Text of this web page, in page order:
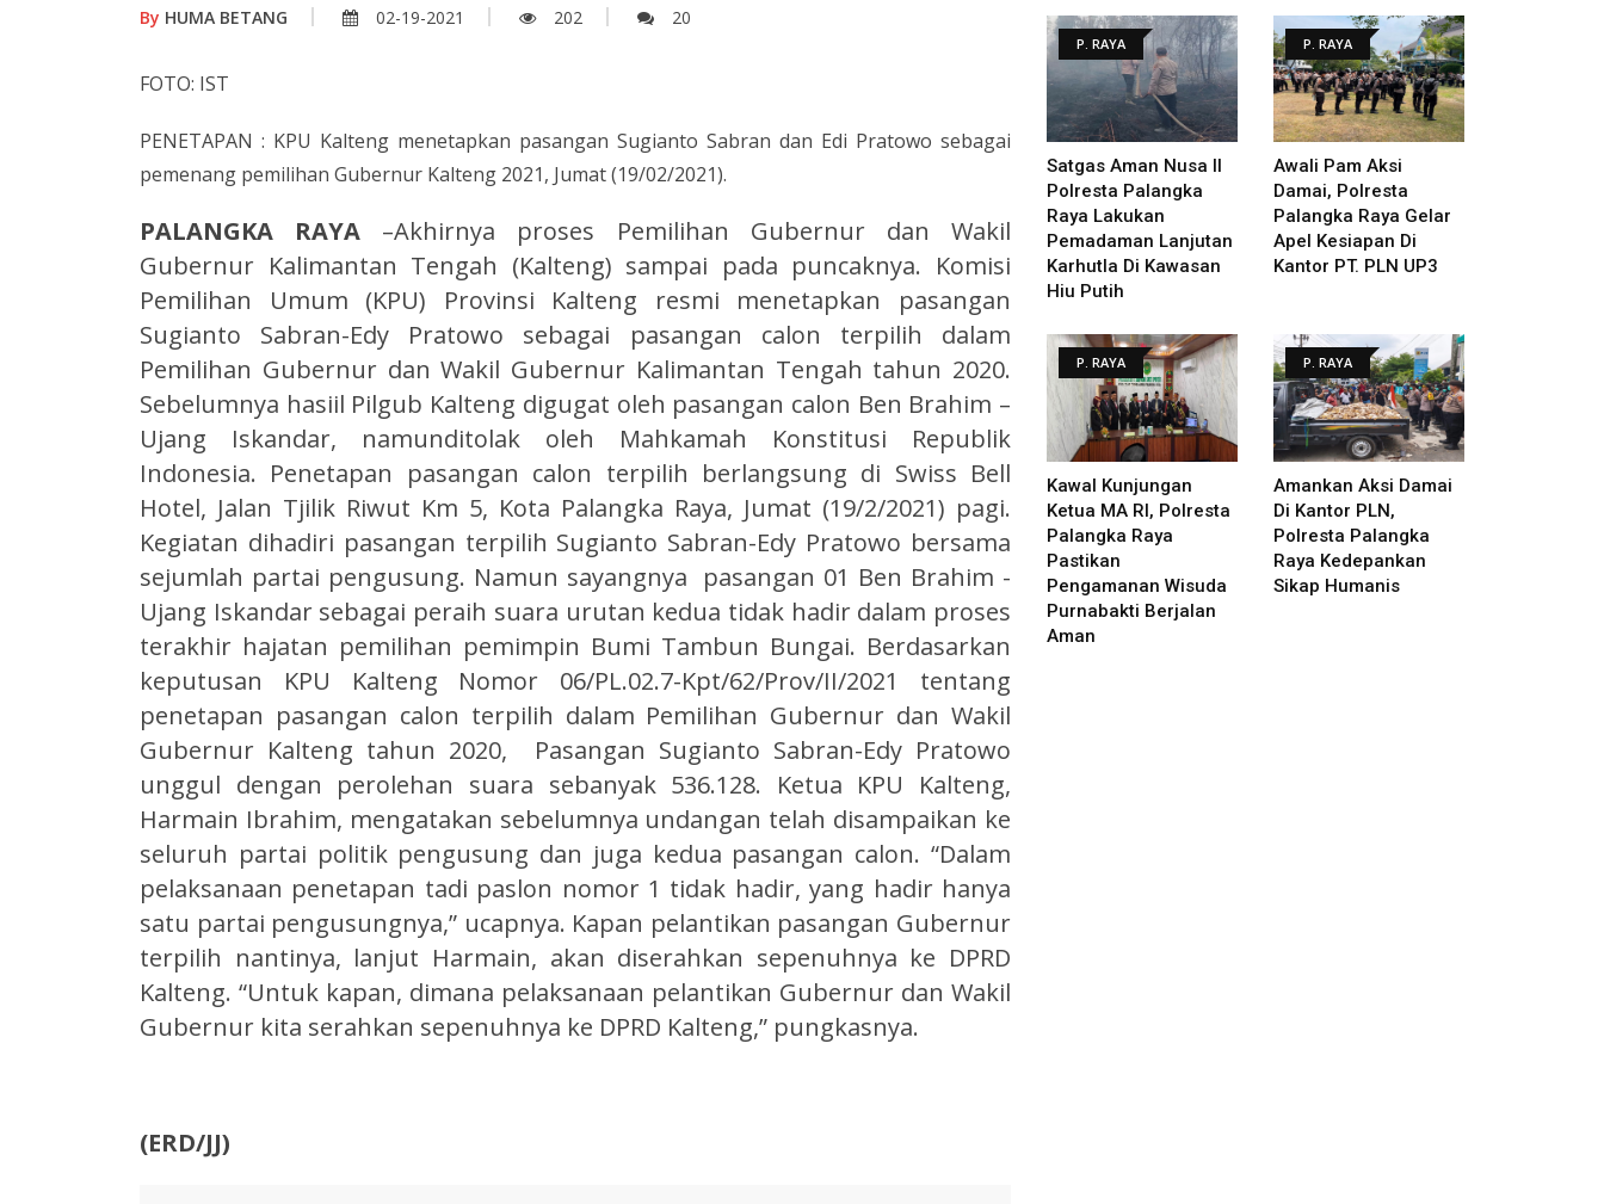
By HUMA BETANG 02-19-2021 202 20
FOTO: IST
PENETAPAN : KPU Kalteng menetapkan pasangan Sugianto Sabran dan Edi Pratowo sebagai
pemenang pemilihan Gubernur Kalteng 2021, Jumat (19/02/2021).
PALANGKA RAYA –Akhirnya proses Pemilihan Gubernur dan Wakil
Gubernur Kalimantan Tengah (Kalteng) sampai pada puncaknya. Komisi
Pemilihan Umum (KPU) Provinsi Kalteng resmi menetapkan pasangan
Sugianto Sabran-Edy Pratowo sebagai pasangan calon terpilih dalam
Pemilihan Gubernur dan Wakil Gubernur Kalimantan Tengah tahun 2020.
Sebelumnya hasiil Pilgub Kalteng digugat oleh pasangan calon Ben Brahim –
Ujang Iskandar, namunditolak oleh Mahkamah Konstitusi Republik
Indonesia. Penetapan pasangan calon terpilih berlangsung di Swiss Bell
Hotel, Jalan Tjilik Riwut Km 5, Kota Palangka Raya, Jumat (19/2/2021) pagi.
Kegiatan dihadiri pasangan terpilih Sugianto Sabran-Edy Pratowo bersama
sejumlah partai pengusung. Namun sayangnya pasangan 01 Ben Brahim -
Ujang Iskandar sebagai peraih suara urutan kedua tidak hadir dalam proses
terakhir hajatan pemilihan pemimpin Bumi Tambun Bungai. Berdasarkan
keputusan KPU Kalteng Nomor 06/PL.02.7-Kpt/62/Prov/II/2021 tentang
penetapan pasangan calon terpilih dalam Pemilihan Gubernur dan Wakil
Gubernur Kalteng tahun 2020, Pasangan Sugianto Sabran-Edy Pratowo
unggul dengan perolehan suara sebanyak 536.128. Ketua KPU Kalteng,
Harmain Ibrahim, mengatakan sebelumnya undangan telah disampaikan ke
seluruh partai politik pengusung dan juga kedua pasangan calon. “Dalam
pelaksanaan penetapan tadi paslon nomor 1 tidak hadir, yang hadir hanya
satu partai pengusungnya,” ucapnya. Kapan pelantikan pasangan Gubernur
terpilih nantinya, lanjut Harmain, akan diserahkan sepenuhnya ke DPRD
Kalteng. “Untuk kapan, dimana pelaksanaan pelantikan Gubernur dan Wakil
Gubernur kita serahkan sepenuhnya ke DPRD Kalteng,” pungkasnya.
(ERD/JJ)
P. RAYA
Satgas Aman Nusa II
Polresta Palangka
Raya Lakukan
Pemadaman Lanjutan
Karhutla Di Kawasan
Hiu Putih
P. RAYA
Awali Pam Aksi
Damai, Polresta
Palangka Raya Gelar
Apel Kesiapan Di
Kantor PT. PLN UP3
P. RAYA
Kawal Kunjungan
Ketua MA RI, Polresta
Palangka Raya
Pastikan
Pengamanan Wisuda
Purnabakti Berjalan
Aman
P. RAYA
Amankan Aksi Damai
Di Kantor PLN,
Polresta Palangka
Raya Kedepankan
Sikap Humanis